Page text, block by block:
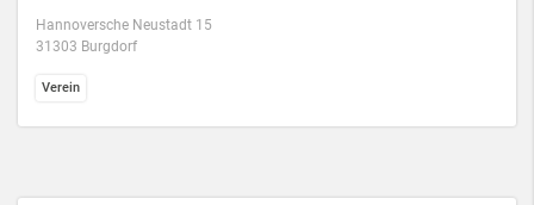
Hannoversche Neustadt 15
31303 Burgdorf
Verein